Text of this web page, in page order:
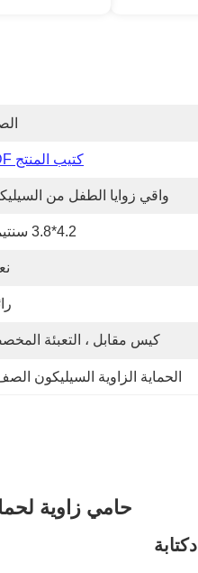
كتيب المنتج PDF
واقي زوايا الطفل من
4.2*3.8 سنتيمتر
كيس مقابل ، التعبئة
الحماية الزاوية السيليكون
حامي زاوية
دكتابة